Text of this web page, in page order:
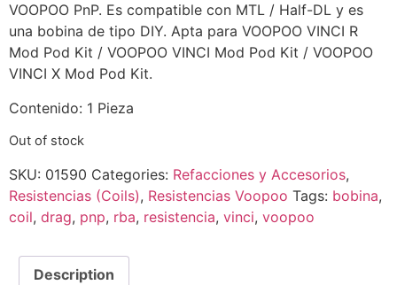
VOOPOO PnP. Es compatible con MTL / Half-DL y es
una bobina de tipo DIY. Apta para VOOPOO VINCI R
Mod Pod Kit / VOOPOO VINCI Mod Pod Kit / VOOPOO
VINCI X Mod Pod Kit.
Contenido: 1 Pieza
Out of stock
SKU: 01590 Categories: Refacciones y Accesorios,
Resistencias (Coils), Resistencias Voopoo Tags: bobina,
coil, drag, pnp, rba, resistencia, vinci, voopoo
Description